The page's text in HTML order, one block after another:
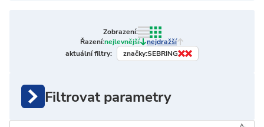
Zobrazení:
Řazení:nejlevnější
nejdražší
aktuální filtry:
značky:SEBRING
Filtrovat parametry